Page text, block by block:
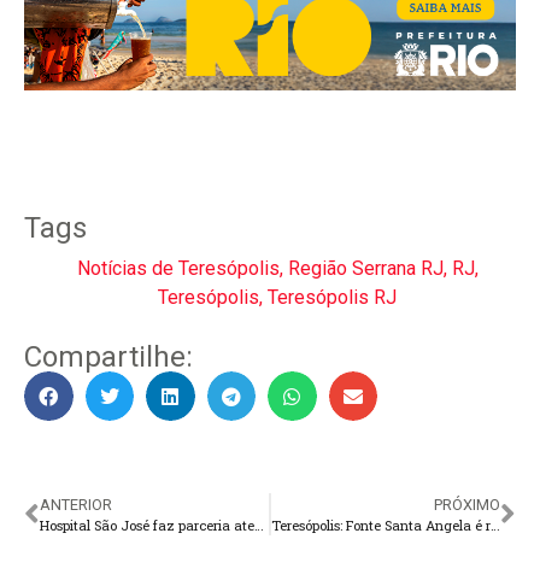
Tags
Notícias de Teresópolis, Região Serrana RJ, RJ,
Teresópolis, Teresópolis RJ
Compartilhe:
ANTERIOR
PRÓXIMO